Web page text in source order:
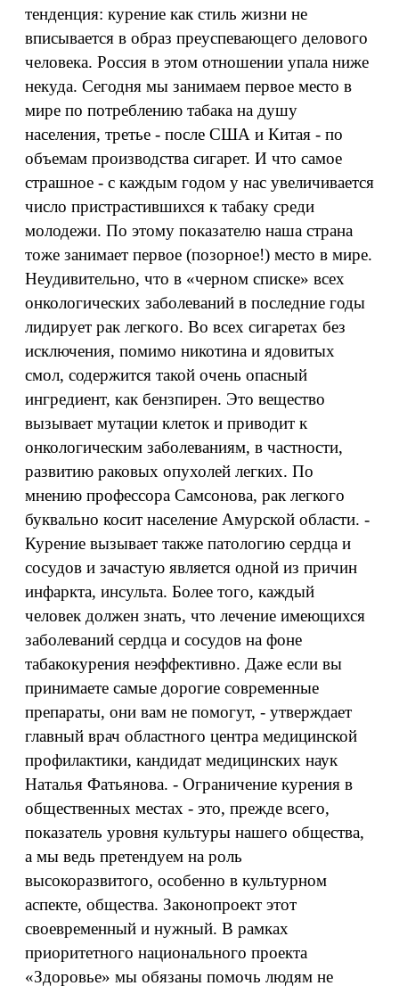
тенденция: курение как стиль жизни не
вписывается в образ преуспевающего делового
человека. Россия в этом отношении упала ниже
некуда. Сегодня мы занимаем первое место в
мире по потреблению табака на душу
населения, третье - после США и Китая - по
объемам производства сигарет. И что самое
страшное - с каждым годом у нас увеличивается
число пристрастившихся к табаку среди
молодежи. По этому показателю наша страна
тоже занимает первое (позорное!) место в мире.
Неудивительно, что в «черном списке» всех
онкологических заболеваний в последние годы
лидирует рак легкого. Во всех сигаретах без
исключения, помимо никотина и ядовитых
смол, содержится такой очень опасный
ингредиент, как бензпирен. Это вещество
вызывает мутации клеток и приводит к
онкологическим заболеваниям, в частности,
развитию раковых опухолей легких. По
мнению профессора Самсонова, рак легкого
буквально косит население Амурской области. -
Курение вызывает также патологию сердца и
сосудов и зачастую является одной из причин
инфаркта, инсульта. Более того, каждый
человек должен знать, что лечение имеющихся
заболеваний сердца и сосудов на фоне
табакокурения неэффективно. Даже если вы
принимаете самые дорогие современные
препараты, они вам не помогут, - утверждает
главный врач областного центра медицинской
профилактики, кандидат медицинских наук
Наталья Фатьянова. - Ограничение курения в
общественных местах - это, прежде всего,
показатель уровня культуры нашего общества,
а мы ведь претендуем на роль
высокоразвитого, особенно в культурном
аспекте, общества. Законопроект этот
своевременный и нужный. В рамках
приоритетного национального проекта
«Здоровье» мы обязаны помочь людям не